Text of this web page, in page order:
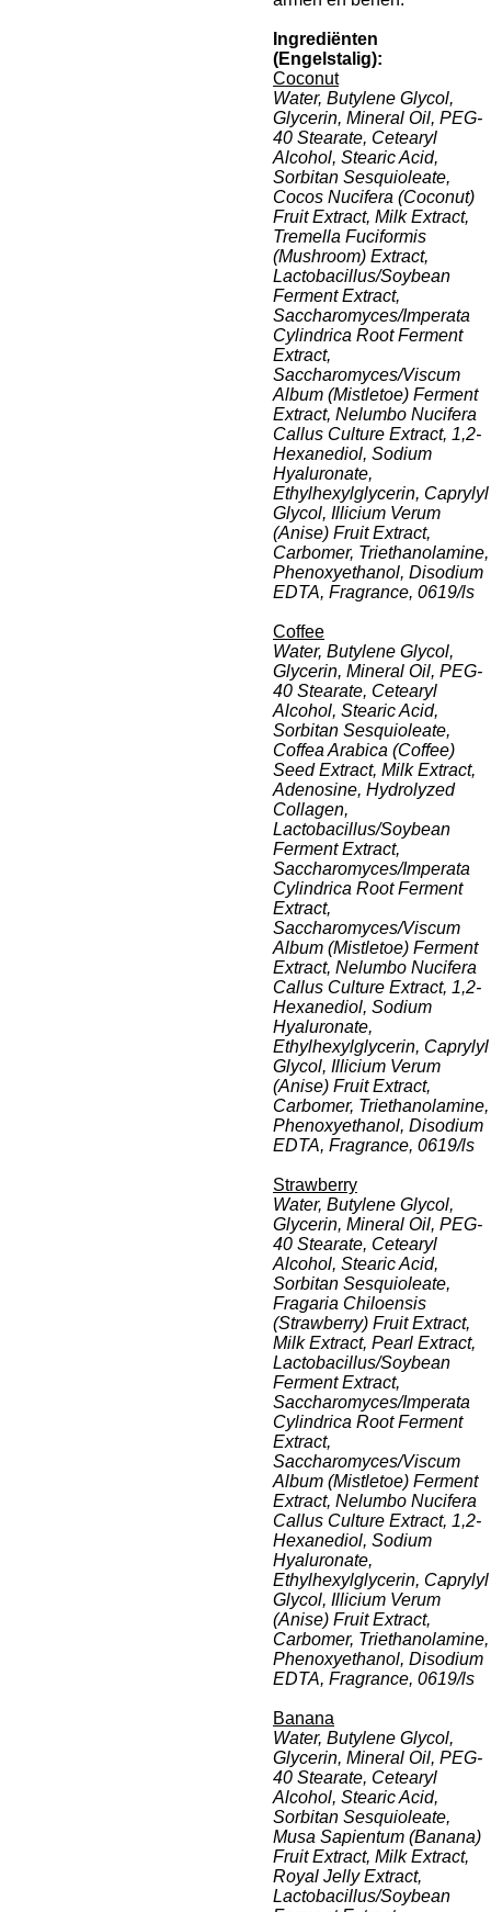
Ingrediënten
(Engelstalig):
Coconut
Water, Butylene Glycol,
Glycerin, Mineral Oil, PEG-
40 Stearate, Cetearyl
Alcohol, Stearic Acid,
Sorbitan Sesquioleate,
Cocos Nucifera (Coconut)
Fruit Extract, Milk Extract,
Tremella Fuciformis
(Mushroom) Extract,
Lactobacillus/Soybean
Ferment Extract,
Saccharomyces/Imperata
Cylindrica Root Ferment
Extract,
Saccharomyces/Viscum
Album (Mistletoe) Ferment
Extract, Nelumbo Nucifera
Callus Culture Extract, 1,2-
Hexanediol, Sodium
Hyaluronate,
Ethylhexylglycerin, Caprylyl
Glycol, Illicium Verum
(Anise) Fruit Extract,
Carbomer, Triethanolamine,
Phenoxyethanol, Disodium
EDTA, Fragrance, 0619/ls
Coffee
Water, Butylene Glycol,
Glycerin, Mineral Oil, PEG-
40 Stearate, Cetearyl
Alcohol, Stearic Acid,
Sorbitan Sesquioleate,
Coffea Arabica (Coffee)
Seed Extract, Milk Extract,
Adenosine, Hydrolyzed
Collagen,
Lactobacillus/Soybean
Ferment Extract,
Saccharomyces/Imperata
Cylindrica Root Ferment
Extract,
Saccharomyces/Viscum
Album (Mistletoe) Ferment
Extract, Nelumbo Nucifera
Callus Culture Extract, 1,2-
Hexanediol, Sodium
Hyaluronate,
Ethylhexylglycerin, Caprylyl
Glycol, Illicium Verum
(Anise) Fruit Extract,
Carbomer, Triethanolamine,
Phenoxyethanol, Disodium
EDTA, Fragrance, 0619/ls
Strawberry
Water, Butylene Glycol,
Glycerin, Mineral Oil, PEG-
40 Stearate, Cetearyl
Alcohol, Stearic Acid,
Sorbitan Sesquioleate,
Fragaria Chiloensis
(Strawberry) Fruit Extract,
Milk Extract, Pearl Extract,
Lactobacillus/Soybean
Ferment Extract,
Saccharomyces/Imperata
Cylindrica Root Ferment
Extract,
Saccharomyces/Viscum
Album (Mistletoe) Ferment
Extract, Nelumbo Nucifera
Callus Culture Extract, 1,2-
Hexanediol, Sodium
Hyaluronate,
Ethylhexylglycerin, Caprylyl
Glycol, Illicium Verum
(Anise) Fruit Extract,
Carbomer, Triethanolamine,
Phenoxyethanol, Disodium
EDTA, Fragrance, 0619/ls
Banana
Water, Butylene Glycol,
Glycerin, Mineral Oil, PEG-
40 Stearate, Cetearyl
Alcohol, Stearic Acid,
Sorbitan Sesquioleate,
Musa Sapientum (Banana)
Fruit Extract, Milk Extract,
Royal Jelly Extract,
Lactobacillus/Soybean